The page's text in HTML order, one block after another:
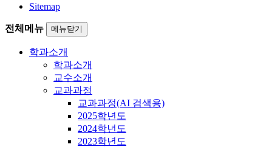
Sitemap
전체메뉴 메뉴닫기
학과소개
학과소개
교수소개
교과과정
교과과정(AI 검색용)
2025학년도
2024학년도
2023학년도